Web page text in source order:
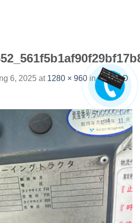
6, 2025 at 1280 × 960 inXE KÉO